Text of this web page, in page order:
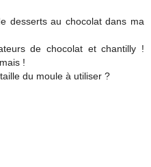
desserts au chocolat dans ma
de chocolat et chantilly !
!
du moule à utiliser ?